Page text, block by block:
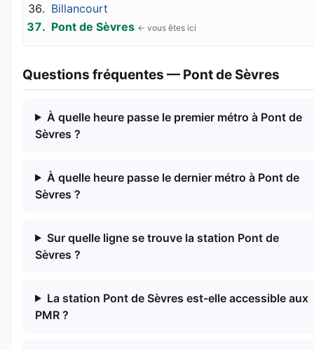
Billancourt
Pont de Sèvres
Questions fréquentes — Pont de Sèvres
À quelle heure passe le premier métro à Pont de
Sèvres ?
À quelle heure passe le dernier métro à Pont de
Sèvres ?
Sur quelle ligne se trouve la station Pont de
Sèvres ?
La station Pont de Sèvres est-elle accessible aux
PMR ?